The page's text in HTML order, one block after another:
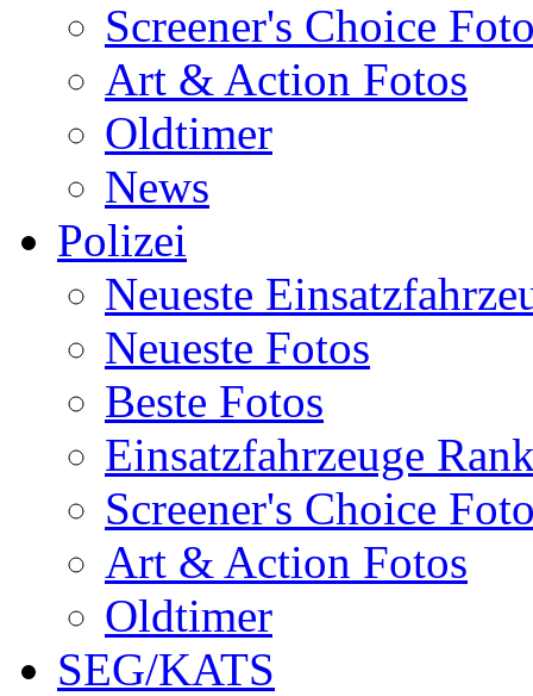
Screener's Choice
Art & Action Fotos
Oldtimer
News
Polizei
Neueste
Neueste Fotos
Beste Fotos
Einsatzfahrzeuge
Screener's Choice
Art & Action Fotos
Oldtimer
SEG/KATS